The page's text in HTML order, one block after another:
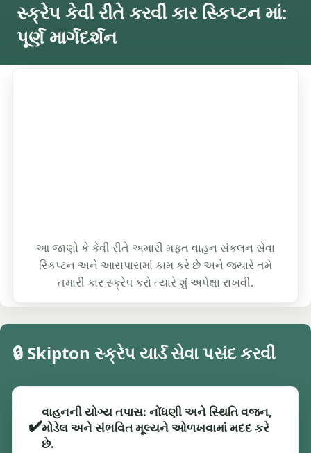
સ્ક્રેપ કેવી રીતે કરવી કાર સ્કિપ્ટન માં:
પૂર્ણ માર્ગદર્શન
આ જાણો કે કેવી રીતે અમારી મફત વાહન સંકલન સેવા
સ્કિપ્ટન અને આસપાસમાં કામ કરે છે અને જ્યારે તમે
તમારી કાર સ્ક્રેપ કરો ત્યારે શું અપેક્ષા રાખવી.
🔒 Skipton સ્ક્રેપ યાર્ડ સેવા પસંદ કરવી
✔️
વાહનની યોગ્ય તપાસ: નોંધણી અને સ્થિતિ વજન,
મોડેલ અને સંભવિત મૂલ્યને ઓળખવામાં મદદ કરે
છે.